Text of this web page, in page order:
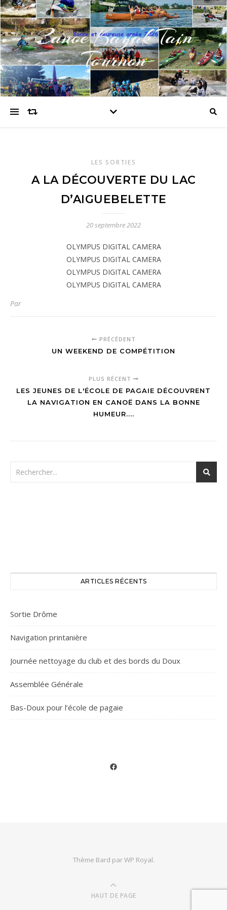
Canoe Kayak Tain
Tournon
LES SORTIES
A LA DÉCOUVERTE DU LAC
D’AIGUEBELETTE
20 septembre 2022
OLYMPUS DIGITAL CAMERA
OLYMPUS DIGITAL CAMERA
OLYMPUS DIGITAL CAMERA
OLYMPUS DIGITAL CAMERA
Par
PRÉCÉDENT
UN WEEKEND DE COMPÉTITION
PLUS RÉCENT
LES JEUNES DE L'ÉCOLE DE PAGAIE DÉCOUVRENT
LA NAVIGATION EN CANOË DANS LA BONNE
HUMEUR....
ARTICLES RÉCENTS
Sortie Drôme
Navigation printanière
Journée nettoyage du club et des bords du Doux
Assemblée Générale
Bas-Doux pour l’école de pagaie
Facebook
Thème Bard parWP Royal.
HAUT DE PAGE